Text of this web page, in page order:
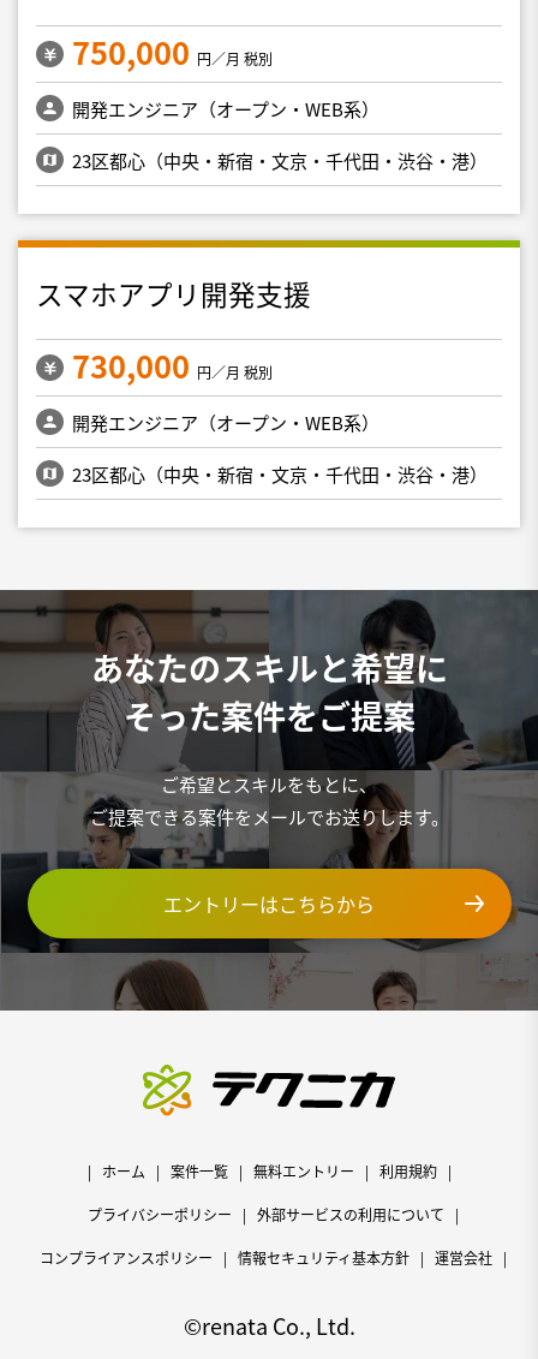
750,000 円／月 税別
開発エンジニア（オープン・WEB系）
23区都心（中央・新宿・文京・千代田・渋谷・港）
スマホアプリ開発支援
730,000 円／月 税別
開発エンジニア（オープン・WEB系）
23区都心（中央・新宿・文京・千代田・渋谷・港）
あなたのスキルと希望に
そった案件をご提案
ご希望とスキルをもとに、
ご提案できる案件をメールでお送りします。
エントリーはこちらから
ホーム 案件一覧 無料エントリー 利用規約
プライバシーポリシー 外部サービスの利用について
コンプライアンスポリシー 情報セキュリティ基本方針 運営会社
©renata Co., Ltd.